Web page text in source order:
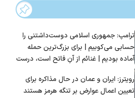
ترامپ: جمهوری اسلامی دوست‌داشتنی را
حسابی می‌کوبیم | برای بزرگ‌ترین حمله
آماده بودیم | غنائم از آنِ فاتح است، درست
رویترز: ایران و عمان در حال مذاکره برای
تعیین اعمال عوارض بر تنگه هرمز هستند